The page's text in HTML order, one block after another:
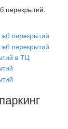
перекрытий.